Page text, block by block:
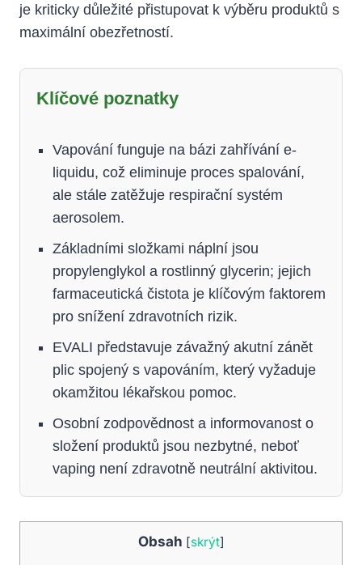
je kriticky důležité přistupovat k výběru produktů s
maximální obezřetností.
Klíčové poznatky
Vapování funguje na bázi zahřívání e-
liquidu, což eliminuje proces spalování,
ale stále zatěžuje respirační systém
aerosolem.
Základními složkami náplní jsou
propylenglykol a rostlinný glycerin; jejich
farmaceutická čistota je klíčovým faktorem
pro snížení zdravotních rizik.
EVALI představuje závažný akutní zánět
plic spojený s vapováním, který vyžaduje
okamžitou lékařskou pomoc.
Osobní zodpovědnost a informovanost o
složení produktů jsou nezbytné, neboť
vaping není zdravotně neutrální aktivitou.
Obsah [skrýt]